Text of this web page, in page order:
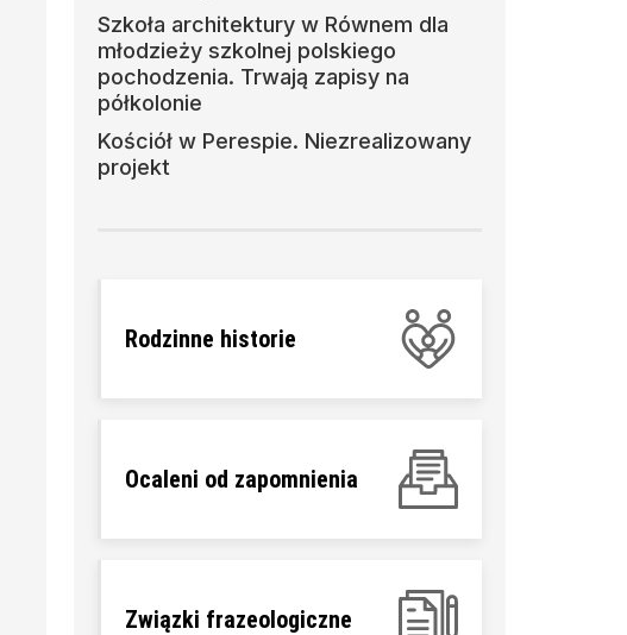
Szkoła architektury w Równem dla
młodzieży szkolnej polskiego
pochodzenia. Trwają zapisy na
półkolonie
Kościół w Perespie. Niezrealizowany
projekt
Rodzinne historie
Ocaleni od zapomnienia
Związki frazeologiczne